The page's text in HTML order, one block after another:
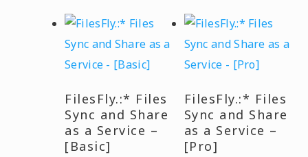
FilesFly.:* Files
Sync and Share
as a Service –
[Basic]
FilesFly.:* Files
Sync and Share
as a Service –
[Pro]